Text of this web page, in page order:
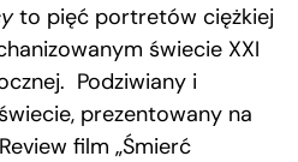
to pięć portretów ciężkiej
świecie XXI
Podziwiany i
prezentowany na
film „Śmierć